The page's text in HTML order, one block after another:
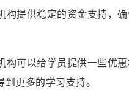
提供稳定的资金支持，
可以给学员提供一些优
更多的学习支持。